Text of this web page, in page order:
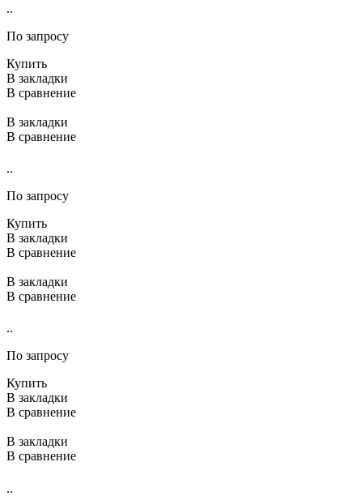
..
По запросу
Купить
В закладки
В сравнение
В закладки
В сравнение
..
По запросу
Купить
В закладки
В сравнение
В закладки
В сравнение
..
По запросу
Купить
В закладки
В сравнение
В закладки
В сравнение
..